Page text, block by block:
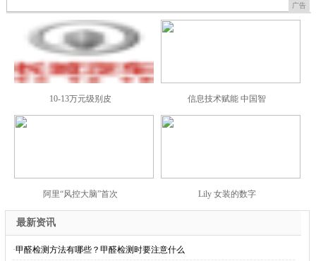
广告
10-13万元级别皮 信息技术赋能 中国智
阿里“风控大脑”首次 Lily 女装的数字
最新资讯
·甲醛检测方法有哪些？甲醛检测时要注意什么